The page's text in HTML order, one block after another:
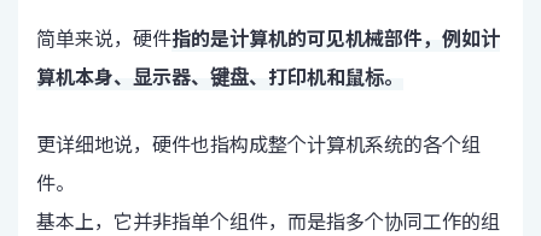
简单来说，硬件指的是计算机的可见机械部件，例如计
算机本身、显示器、键盘、打印机和鼠标。
更详细地说，硬件也指构成整个计算机系统的各个组
件。
基本上，它并非指单个组件，而是指多个协同工作的组